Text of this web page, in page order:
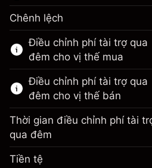
Thị trường tài chính này
dịch CFD.
Tìm hiểu thêm về:
CFD
Chênh lệch
Điều chỉnh phí tài trợ qua
đêm cho vị thế mua
Biên lợi nhuận. Đầu tư
Điều chỉnh phí tài trợ qua
đêm cho vị thế bán
Thời gian điều chỉnh phí tài
qua đêm
Tiền tệ